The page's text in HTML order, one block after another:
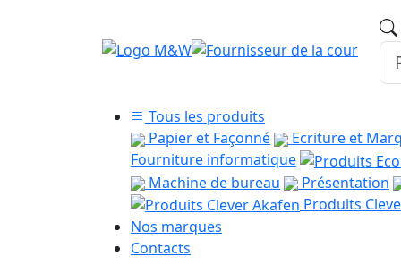
Tous les produits
Papier et Façonné
Ecriture et
Fourniture informatique
Machine de bureau
Présentation
Produits
Nos marques
Contacts